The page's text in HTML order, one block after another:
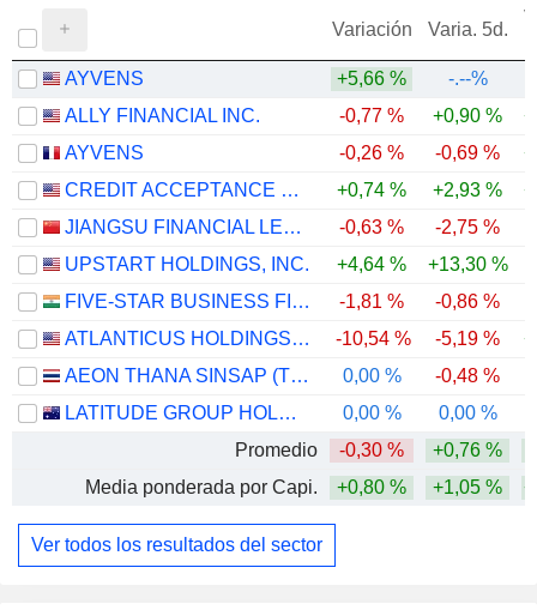
Variación Varia. 5d.
AYVENS +5,66 %
-.--%
ALLY FINANCIAL INC.
-0,77 % +0,90 %
AYVENS
-0,26 % -0,69 %
CREDIT ACCEPTANCE CORPORATION
+0,74 % +2,93 %
JIANGSU FINANCIAL LEASING CO., LTD.
-0,63 % -2,75 %
UPSTART HOLDINGS, INC.
+4,64 % +13,30 %
FIVE-STAR BUSINESS FINANCE LIMITED
-1,81 % -0,86 %
ATLANTICUS HOLDINGS CORPORATION
-10,54 % -5,19 %
AEON THANA SINSAP (THAILAND)
0,00 % -0,48 %
LATITUDE GROUP HOLDINGS LIMITED
0,00 % 0,00 %
Promedio
-0,30 % +0,76 %
Media ponderada por Capi.
+0,80 % +1,05 %
Ver todos los resultados del sector